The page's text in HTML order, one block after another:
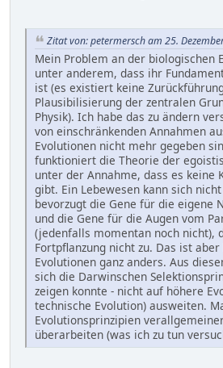
Zitat von: petermersch am 25.
Mein Problem an der biologischen
unter anderem, dass ihr
ist (es existiert keine
Plausibilisierung der zentralen
Physik). Ich habe das zu ändern
von einschränkenden Annahmen
Evolutionen nicht mehr gegeben
funktioniert die Theorie der
unter der Annahme, dass es keine
gibt. Ein Lebewesen kann sich
bevorzugt die Gene für die eigene
und die Gene für die Augen vom
(jedenfalls momentan noch nicht),
Fortpflanzung nicht zu. Das ist
Evolutionen ganz anders. Aus
sich die Darwinschen
zeigen konnte - nicht auf höhere
technische Evolution) ausweiten.
Evolutionsprinzipien
überarbeiten (was ich zu tun